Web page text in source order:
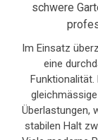
schwere
Im Einsatz
eine
Überlastungen,
stabilen Halt